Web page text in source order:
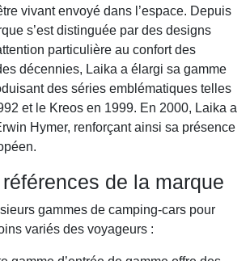
vivant envoyé dans l’espace. Depuis
s’est distinguée par des designs
particulière au confort des
décennies, Laika a élargi sa gamme
des séries emblématiques telles
et le Kreos en 1999. En 2000, Laika a
Hymer, renforçant ainsi sa présence
de la marque
gammes de camping-cars pour
variés des voyageurs :